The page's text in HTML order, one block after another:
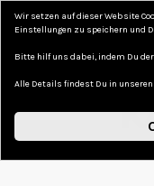
Wir setzen auf dieser Website
Einstellungen zu speichern und
Bitte hilf uns dabei, indem Du
Alle Details findest Du in unseren